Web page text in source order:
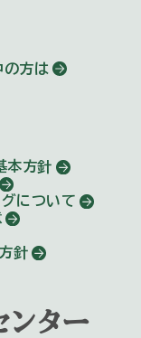
の方は
本方針
について
針
ター